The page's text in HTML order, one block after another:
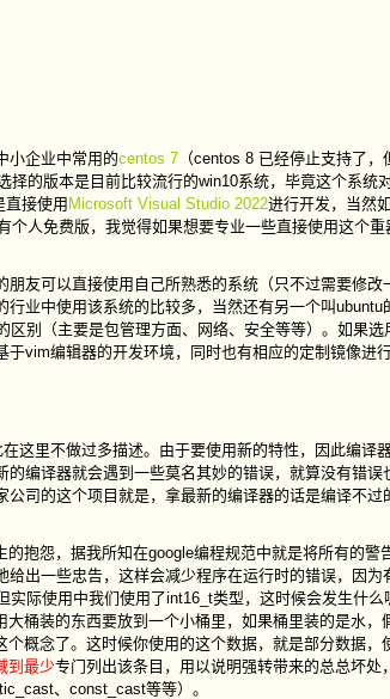
企业中常用的centos 7（centos 8 已经停止支持了，
的版本是目前比较流行的win10系统，毕竟这个系统
直接使用 Microsoft Visual Studio 2022进行开发，当然
人免费版，我觉得如果想要专业一些直接使用这个重
可以直接使用自己所熟悉的系统（只不过需要修改
业中使用该系统的比较多，当然还有另一个叫ubuntu
别（主要是包管理方面、网络、安全等等）。如果选
vim编辑器的开发环境，同时也有相应的定制镜像进
不做过多描述。由于要使用新的特性，因此编译
编译器就会遇到一些莫名其妙的错误，就算没有错误
司的这个项目就是，拿最新的编译器的话是编译不过
抱怨，据我所知在google编程规范中就是将所有的警
出一些忠告，这样会减少程序在运行时的错误，因为
际使用中我们使用了int16_t类型，这时候会发生什么
桶装的东西要放到一个小桶里，如果桶里装的是水，
概念了。这时候你使用的这个数据，就是部分数据，
到最少专门列出该条目，用以说明强转带来的总总坏处
、const_cast等等）。